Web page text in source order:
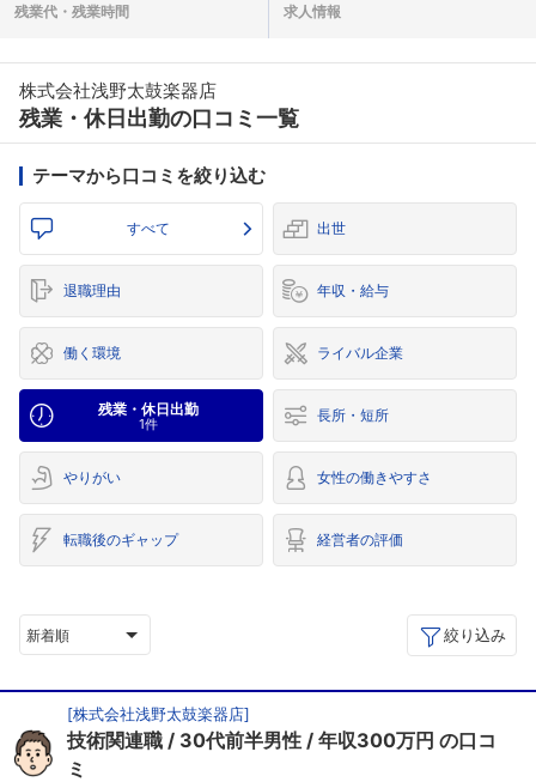
残業代・ 残業時間 求人情報
株式会社浅野太鼓楽器店
残業・休日出勤の口コミ一覧
テーマから口コミを絞り込む
すべて 出世
退職理由 年収・給与
働く環境 ライバル企業
残業・休日出勤
1件 長所・短所
やりがい 女性の働きやすさ
転職後のギャップ 経営者の評価
新着順 絞り込み
[株式会社浅野太鼓楽器店]
技術関連職 30代前半男性 年収300万円 の口コ
ミ